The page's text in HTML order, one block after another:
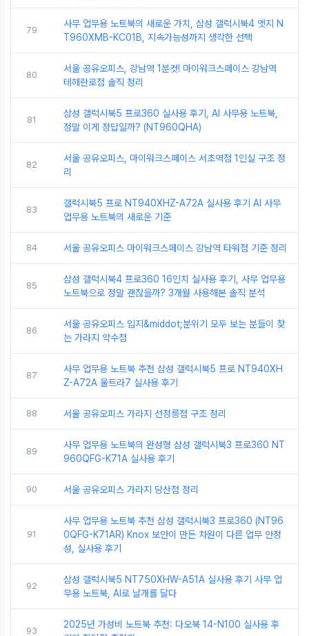
79
사무 업무용 노트북의 새로운 가치, 삼성 갤럭시북4 엣지 N
T960XMB-KC01B, 지속가능성까지 생각한 선택
80
서울 공유오피스, 강남역 1분컷! 마이워크스페이스 강남역
테헤란로점 솔직 정리
81
삼성 갤럭시북5 프로360 실사용 후기, AI 사무용 노트북,
정말 이게 정답일까? (NT960QHA)
82
서울 공유오피스, 마이워크스페이스 서초역점 1인실 구조 정
리
83
갤럭시북5 프로 NT940XHZ-A72A 실사용 후기 AI 사무
업무용 노트북의 새로운 기준
84 서울 공유오피스 마이워크스페이스 강남역 타워점 기준 정리
85
삼성 갤럭시북4 프로360 16인치 실사용 후기, 사무 업무용
노트북으로 정말 괜찮을까? 3개월 사용해본 솔직 분석
86
서울 공유오피스 입지&middot;분위기 모두 보는 분들이 찾
는 가라지 약수점
87
사무 업무용 노트북 추천 삼성 갤럭시북5 프로 NT940XH
Z-A72A 울트라7 실사용 후기
88 서울 공유오피스 가라지 선정릉점 구조 정리
89
사무 업무용 노트북의 완성형 삼성 갤럭시북3 프로360 NT
960QFG-K71A 실사용 후기
90 서울 공유오피스 가라지 당산점 정리
91
사무 업무용 노트북 추천 삼성 갤럭시북3 프로360 (NT96
0QFG-K71AR) Knox 보안이 만든 차원이 다른 업무 안정
성, 실사용 후기
92
삼성 갤럭시북5 NT750XHW-A51A 실사용 후기 사무 업
무용 노트북, AI로 날개를 달다
93
2025년 가성비 노트북 추천: 다오북 14-N100 실사용 후